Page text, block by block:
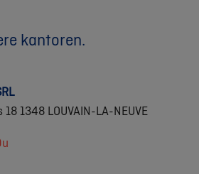
kantoren.
1348 LOUVAIN-LA-NEUVE